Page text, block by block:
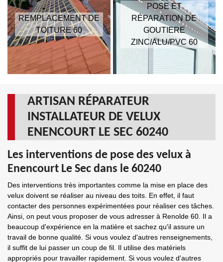
REMPLACEMENT DE
TOITURE 60
POSE ET
RÉPARATION DE
GOUTIERE
ZINC/ALU/PVC 60
ARTISAN RÉPARATEUR
INSTALLATEUR DE VELUX
ENENCOURT LE SEC 60240
Les interventions de pose des velux à
Enencourt Le Sec dans le 60240
Des interventions très importantes comme la mise en place des
velux doivent se réaliser au niveau des toits. En effet, il faut
contacter des personnes expérimentées pour réaliser ces tâches.
Ainsi, on peut vous proposer de vous adresser à Renolde 60. Il a
beaucoup d'expérience en la matière et sachez qu'il assure un
travail de bonne qualité. Si vous voulez d'autres renseignements,
il suffit de lui passer un coup de fil. Il utilise des matériels
appropriés pour travailler rapidement. Si vous voulez d'autres